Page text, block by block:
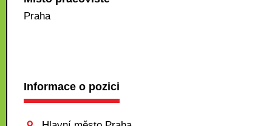
Praha
Informace o pozici